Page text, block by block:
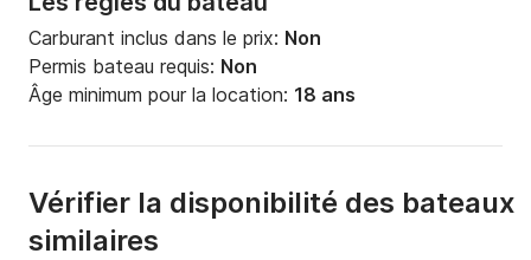
Carburant inclus dans le prix: Non
Permis bateau requis: Non
Âge minimum pour la location: 18 ans
Vérifier la disponibilité des bateaux
similaires